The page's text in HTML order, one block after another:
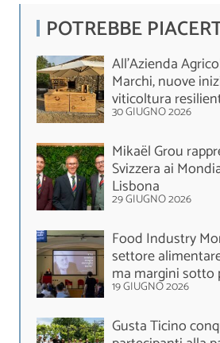
POTREBBE
All’Azienda
Marchi, nuove
viticoltura
30 GIUGNO 2026
Mikaël Grou
Svizzera ai
Lisbona
29 GIUGNO 2026
Food Industry
settore
ma margini sotto
19 GIUGNO 2026
Gusta Ticino